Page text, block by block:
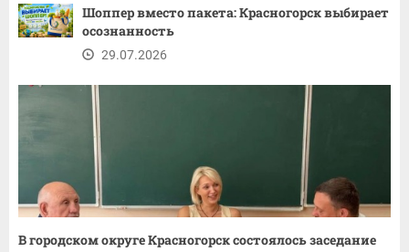
Шоппер вместо пакета: Красногорск выбирает
осознанность
29.07.2026
В городском округе Красногорск состоялось заседание